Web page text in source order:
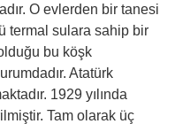
O evlerden bir tanesi
termal sulara sahip bir
bu köşk
Atatürk
1929 yılında
Tam olarak üç